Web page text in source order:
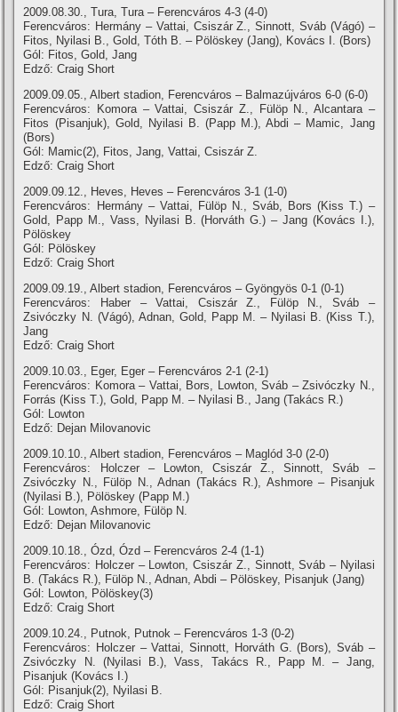
2009.08.30., Tura, Tura – Ferencváros 4-3 (4-0)
Ferencváros: Hermány – Vattai, Csiszár Z., Sinnott, Sváb (Vágó) –
Fitos, Nyilasi B., Gold, Tóth B. – Pölöskey (Jang), Kovács I. (Bors)
Gól: Fitos, Gold, Jang
Edző: Craig Short
2009.09.05., Albert stadion, Ferencváros – Balmazújváros 6-0 (6-0)
Ferencváros: Komora – Vattai, Csiszár Z., Fülöp N., Alcantara –
Fitos (Pisanjuk), Gold, Nyilasi B. (Papp M.), Abdi – Mamic, Jang
(Bors)
Gól: Mamic(2), Fitos, Jang, Vattai, Csiszár Z.
Edző: Craig Short
2009.09.12., Heves, Heves – Ferencváros 3-1 (1-0)
Ferencváros: Hermány – Vattai, Fülöp N., Sváb, Bors (Kiss T.) –
Gold, Papp M., Vass, Nyilasi B. (Horváth G.) – Jang (Kovács I.),
Pölöskey
Gól: Pölöskey
Edző: Craig Short
2009.09.19., Albert stadion, Ferencváros – Gyöngyös 0-1 (0-1)
Ferencváros: Haber – Vattai, Csiszár Z., Fülöp N., Sváb –
Zsivóczky N. (Vágó), Adnan, Gold, Papp M. – Nyilasi B. (Kiss T.),
Jang
Edző: Craig Short
2009.10.03., Eger, Eger – Ferencváros 2-1 (2-1)
Ferencváros: Komora – Vattai, Bors, Lowton, Sváb – Zsivóczky N.,
Forrás (Kiss T.), Gold, Papp M. – Nyilasi B., Jang (Takács R.)
Gól: Lowton
Edző: Dejan Milovanovic
2009.10.10., Albert stadion, Ferencváros – Maglód 3-0 (2-0)
Ferencváros: Holczer – Lowton, Csiszár Z., Sinnott, Sváb –
Zsivóczky N., Fülöp N., Adnan (Takács R.), Ashmore – Pisanjuk
(Nyilasi B.), Pölöskey (Papp M.)
Gól: Lowton, Ashmore, Fülöp N.
Edző: Dejan Milovanovic
2009.10.18., Ózd, Ózd – Ferencváros 2-4 (1-1)
Ferencváros: Holczer – Lowton, Csiszár Z., Sinnott, Sváb – Nyilasi
B. (Takács R.), Fülöp N., Adnan, Abdi – Pölöskey, Pisanjuk (Jang)
Gól: Lowton, Pölöskey(3)
Edző: Craig Short
2009.10.24., Putnok, Putnok – Ferencváros 1-3 (0-2)
Ferencváros: Holczer – Vattai, Sinnott, Horváth G. (Bors), Sváb –
Zsivóczky N. (Nyilasi B.), Vass, Takács R., Papp M. – Jang,
Pisanjuk (Kovács I.)
Gól: Pisanjuk(2), Nyilasi B.
Edző: Craig Short